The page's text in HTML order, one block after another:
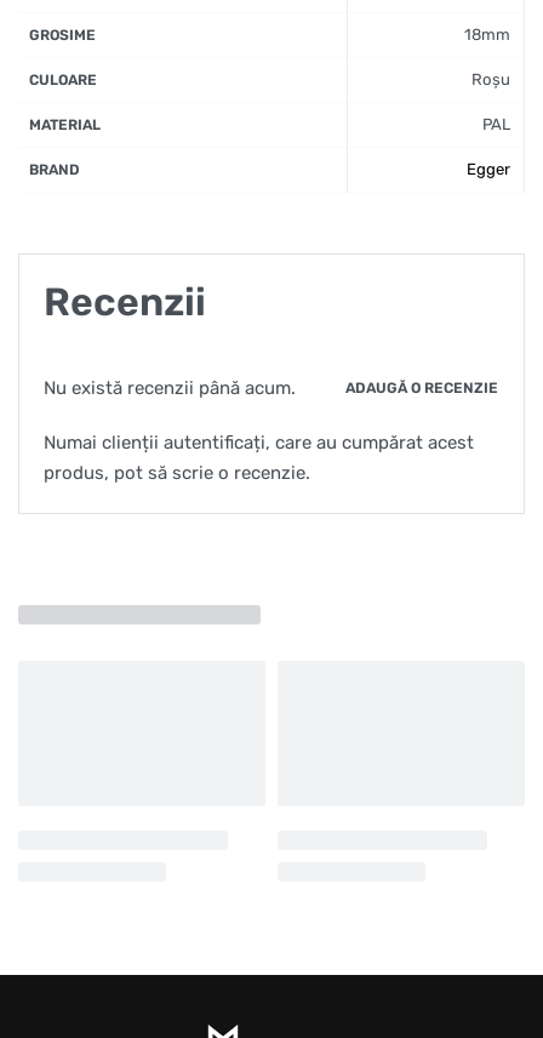
GROSIME 18mm
CULOARE Roșu
MATERIAL PAL
BRAND Egger
Recenzii
Nu există recenzii până acum. ADAUGĂ O RECENZIE
Numai clienții autentificați, care au cumpărat acest
produs, pot să scrie o recenzie.